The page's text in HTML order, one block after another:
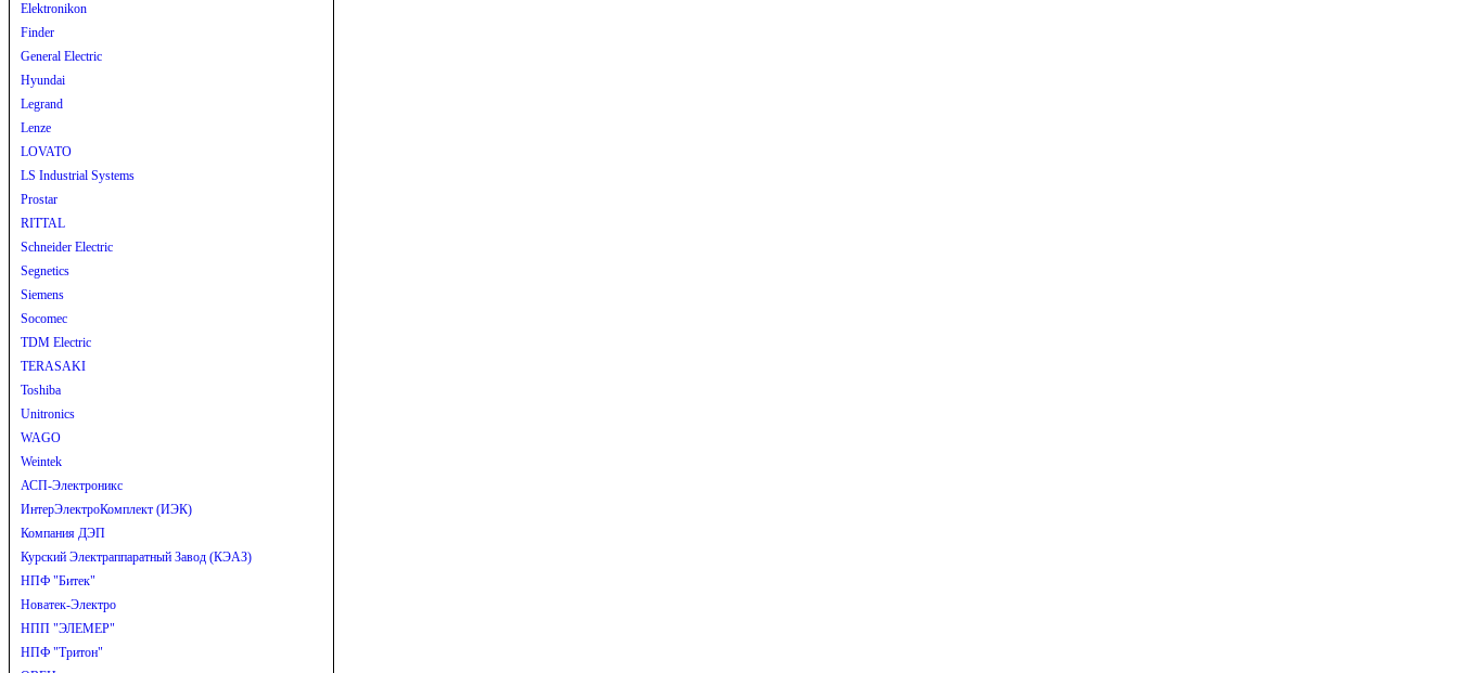
Elektronikon
Finder
General Electric
Hyundai
Legrand
Lenze
LOVATO
LS Industrial Systems
Prostar
RITTAL
Schneider Electric
Segnetics
Siemens
Socomec
TDM Electric
TERASAKI
Toshiba
Unitronics
WAGO
Weintek
АСП-Электроникс
ИнтерЭлектроКомплект (ИЭК)
Компания ДЭП
Курский Электраппаратный Завод (КЭАЗ)
НПФ "Битек"
Новатек-Электро
НПП "ЭЛЕМЕР"
НПФ "Тритон"